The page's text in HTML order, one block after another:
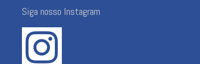
Siga nosso Instagram